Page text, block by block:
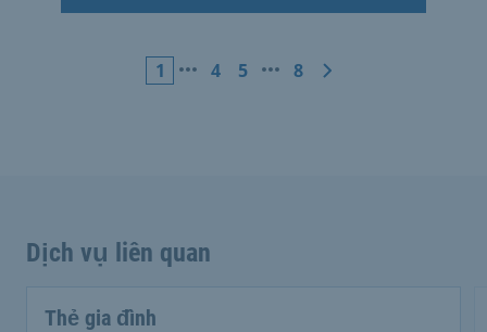
1 4 5 8
Dịch vụ liên quan
Thẻ gia đình